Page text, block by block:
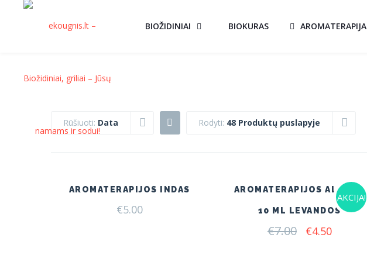
BIOŽIDINIAI BIOKURAS AROMATERAPIJA
Rūšiuoti: Data Rodyti: 48 Produktų puslapyje
AROMATERAPIJOS INDAS
€5.00
AKCIJA!
AROMATERAPIJOS ALIEJUS
10 ML LEVANDOS
€7.00 Original
€4.50Current